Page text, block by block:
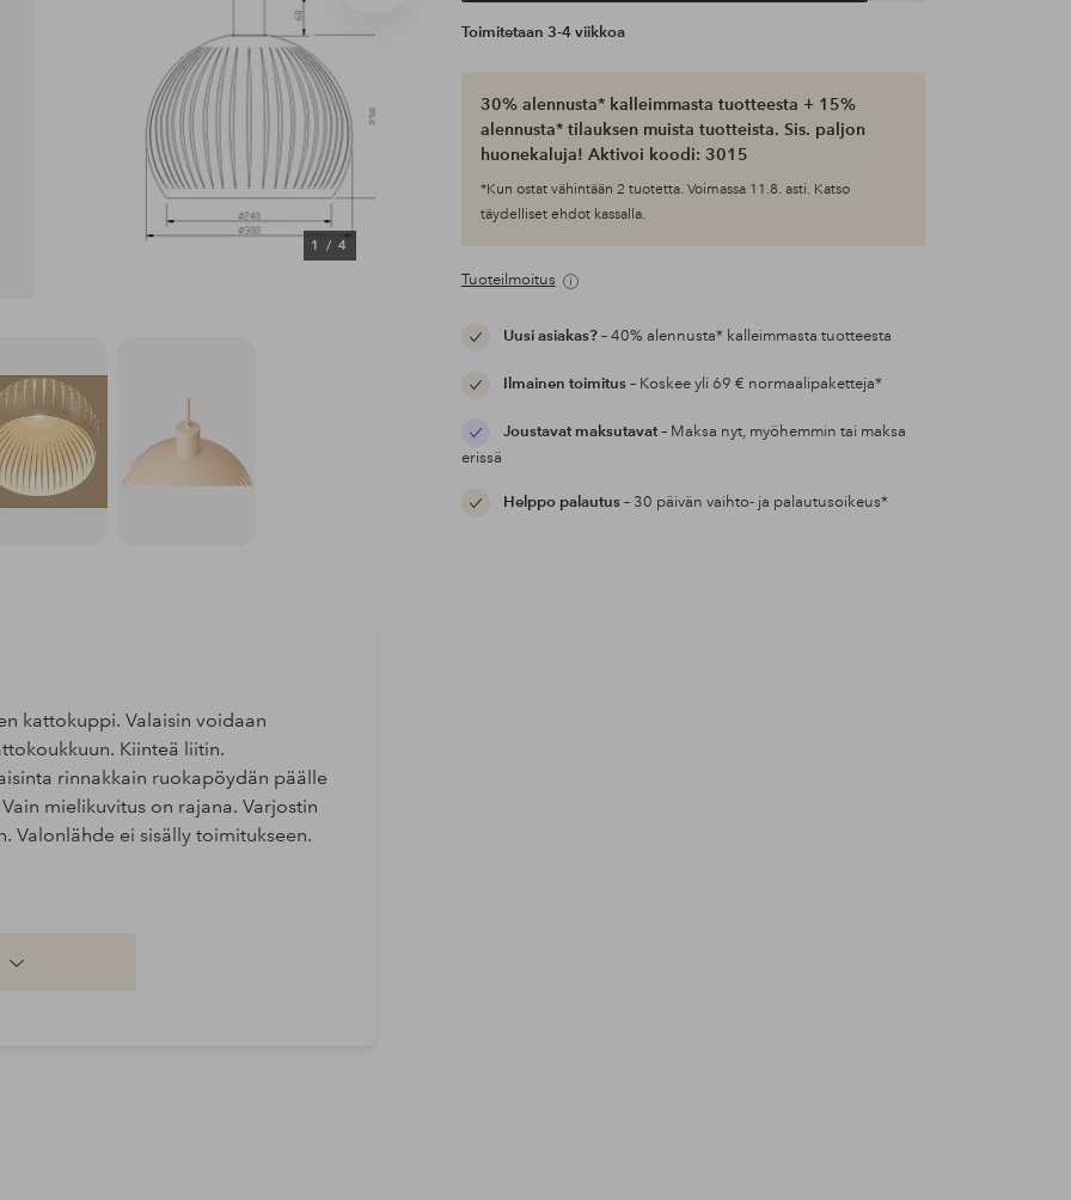
1/ 4
Toimitetaan 3-4 viikkoa
30% alennusta* kalleimmasta tuotteesta + 15%
alennusta* tilauksen muista tuotteista. Sis. paljon
huonekaluja! Aktivoi koodi: 3015
*Kun ostat vähintään 2 tuotetta. Voimassa 11.8. asti. Katso
täydelliset ehdot kassalla.
Tuoteilmoitus
Uusi asiakas?– 40% alennusta* kalleimmasta tuotteesta
Ilmainen toimitus– Koskee yli 69 € normaalipaketteja*
Joustavat maksutavat– Maksa nyt, myöhemmin tai maksa
erissä
Helppo palautus– 30 päivän vaihto- ja palautusoikeus*
kattokuppi. Valaisin voidaan
Kiinteä liitin.
rinnakkain ruokapöydän päälle
mielikuvitus on rajana. Varjostin
Valonlähde ei sisälly toimitukseen.